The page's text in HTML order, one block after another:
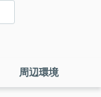
周辺環境